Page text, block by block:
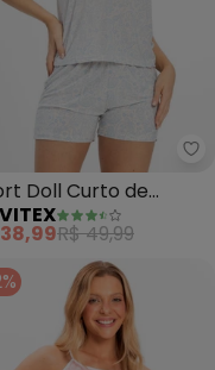
Doll Curto de
Doll Curto de
Bella Ana
R$ 49,99